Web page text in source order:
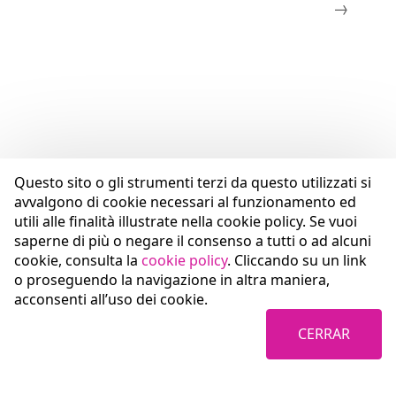
Questo sito o gli strumenti terzi da questo utilizzati si
avvalgono di cookie necessari al funzionamento ed
utili alle finalità illustrate nella cookie policy. Se vuoi
saperne di più o negare il consenso a tutti o ad alcuni
cookie, consulta la cookie policy. Cliccando su un link
o proseguendo la navigazione in altra maniera,
acconsenti all’uso dei cookie.
CERRAR